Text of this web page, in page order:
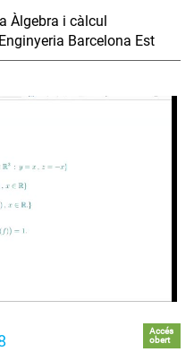
Àlgebra i càlcul
Barcelona Est
Accés
obert